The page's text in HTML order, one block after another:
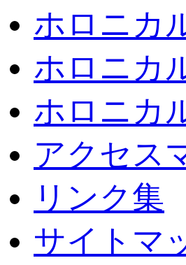
ホロニカ
ホロニカ
ホロニカ
アクセス
リンク集
サイトマ